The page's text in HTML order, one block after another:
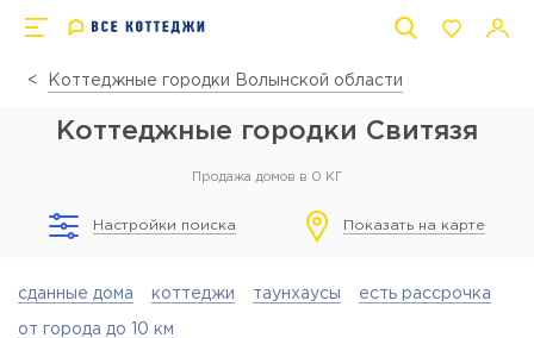
Коттеджные городки Волынской области
Коттеджные городки Свитязя
Продажа домов в 0 КГ
Настройки поиска Показать на карте
сданные дома коттеджи таунхаусы есть рассрочка
от города до 10 км